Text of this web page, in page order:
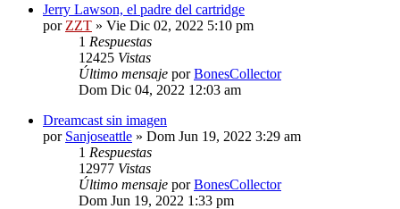
Jerry Lawson, el padre del cartridge
por ZZT » Vie Dic 02, 2022 5:10 pm
1 Respuestas
12425 Vistas
Último mensaje porBonesCollector
Dom Dic 04, 2022 12:03 am
Dreamcast sin imagen
por Sanjoseattle » Dom Jun 19, 2022 3:29 am
1 Respuestas
12977 Vistas
Último mensaje porBonesCollector
Dom Jun 19, 2022 1:33 pm